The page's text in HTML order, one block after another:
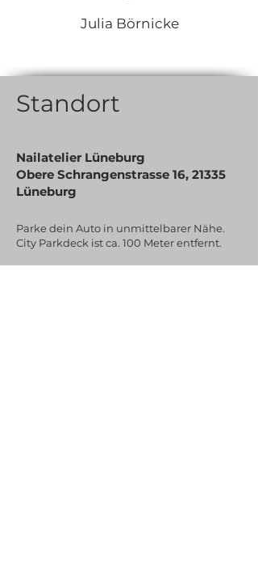
Julia Börnicke
Standort
Nailatelier Lüneburg
Obere Schrangenstrasse 16, 21335
Lüneburg
Parke dein Auto in unmittelbarer Nähe.
City Parkdeck ist ca. 100 Meter entfernt.